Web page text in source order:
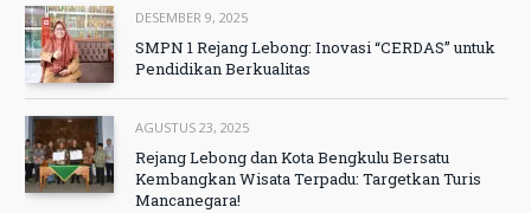
DESEMBER 9, 2025
SMPN 1 Rejang Lebong: Inovasi “CERDAS” untuk
Pendidikan Berkualitas
AGUSTUS 23, 2025
Rejang Lebong dan Kota Bengkulu Bersatu
Kembangkan Wisata Terpadu: Targetkan Turis
Mancanegara!